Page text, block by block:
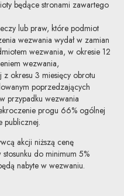
będące stronami zawartego
lub praw, które podmiot
wezwania wydał w zamian
wezwania, w okresie 12
wezwania,
okresu 3 miesięcy obrotu
poprzedzających
przypadku wezwania
progu 66% ogólnej
publicznej.
akcji niższą cenę
do minimum 5%
nabyte w wezwaniu.